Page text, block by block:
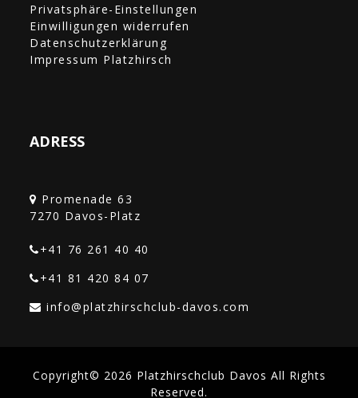
Privatsphäre-Einstellungen
Einwilligungen widerrufen
Datenschutzerklärung
Impressum Platzhirsch
ADRESS
Promenade 63
+41 76 261 40 40‎
+41 81 420 84 07
Copyright© 2026 Platzhirschclub Davos All Rights
Reserved.